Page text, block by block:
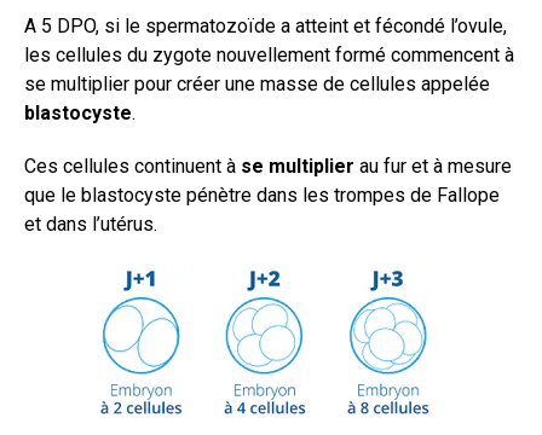
A 5 DPO, si le spermatozoïde a atteint et fécondé l’ovule,
les cellules du zygote nouvellement formé commencent à
se multiplier pour créer une masse de cellules appelée
blastocyste.
Ces cellules continuent à se multiplier au fur et à mesure
que le blastocyste pénètre dans les trompes de Fallope
et dans l’utérus.